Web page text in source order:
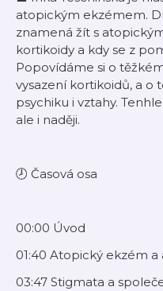
atopickým ekzémem.
znamená žít s
kortikoidy a kdy se z
Popovídáme si o
vysazení kortikoidů, a o
psychiku i vztahy.
ale i naději.
🕗 Časová osa
00:00 Úvod
01:40 Atopický ekzém a
03:47 Stigmata a